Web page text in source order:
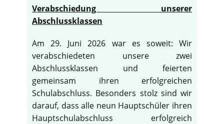
Verabschiedung unserer
Abschlussklassen
Am 29. Juni 2026 war es soweit: Wir
verabschiedeten unsere zwei
Abschlussklassen und feierten
gemeinsam ihren erfolgreichen
Schulabschluss. Besonders stolz sind wir
darauf, dass alle neun Hauptschüler ihren
Hauptschulabschluss erfolgreich